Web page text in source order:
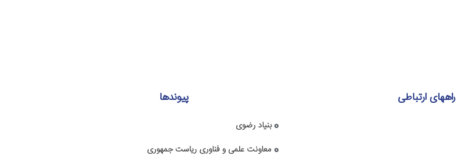
راههای ارتباطی پیوندها
بنیاد رضوی
معاونت علمی و فناوری ریاست جمهوری